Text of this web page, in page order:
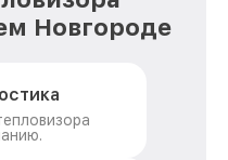
Новгороде